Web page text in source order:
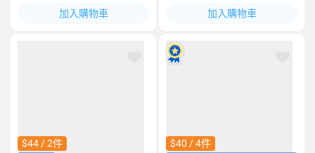
加入購物車 加入購物車
$44 / 2件
$40 / 4件